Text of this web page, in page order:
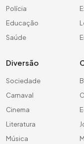
Polícia
Educação
Saúde
Diversão
Sociedade
Carnaval
Cinema
Literatura
Música